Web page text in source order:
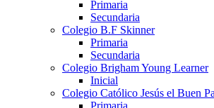
Primaria
Secundaria
Colegio B.F Skinner
Primaria
Secundaria
Colegio Brigham Young Learner
Inicial
Colegio Católico Jesús el Buen